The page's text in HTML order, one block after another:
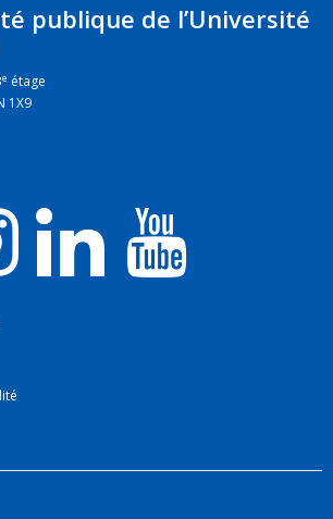
publique de l’Université
e étage
1X9